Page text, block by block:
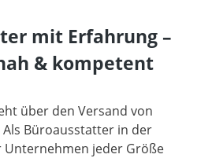
mit Erfahrung –
& kompetent
über den Versand von
Büroausstatter in der
Unternehmen jeder Größe